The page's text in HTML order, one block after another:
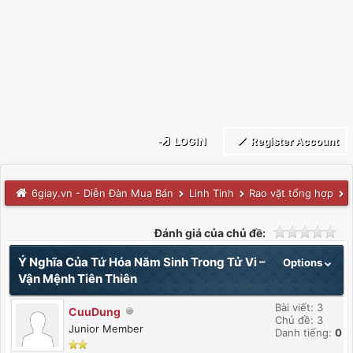
LOGIN Register Account
6giay.vn - Diễn Đàn Mua Bán Linh Tinh Rao vặt tổng hợp
Đánh giá của chủ đề:
Options
Ý Nghĩa Của Tứ Hóa Năm Sinh Trong Tử Vi –
Vận Mệnh Tiên Thiên
CuuDung
Junior Member
Bài viết: 3
Chủ đề: 3
Danh tiếng: 0